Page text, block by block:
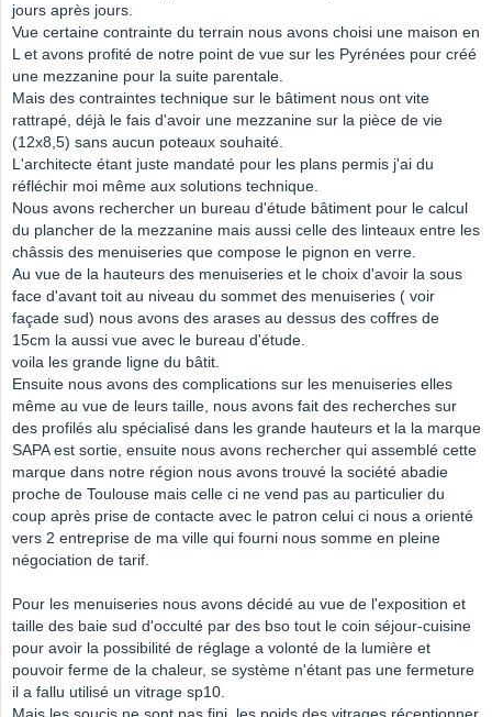
jours après jours.
Vue certaine contrainte du terrain nous avons choisi une maison en
L et avons profité de notre point de vue sur les Pyrénées pour créé
une mezzanine pour la suite parentale.
Mais des contraintes technique sur le bâtiment nous ont vite
rattrapé, déjà le fais d'avoir une mezzanine sur la pièce de vie
(12x8,5) sans aucun poteaux souhaité.
L'architecte étant juste mandaté pour les plans permis j'ai du
réfléchir moi même aux solutions technique.
Nous avons rechercher un bureau d'étude bâtiment pour le calcul
du plancher de la mezzanine mais aussi celle des linteaux entre les
châssis des menuiseries que compose le pignon en verre.
Au vue de la hauteurs des menuiseries et le choix d'avoir la sous
face d'avant toit au niveau du sommet des menuiseries ( voir
façade sud) nous avons des arases au dessus des coffres de
15cm la aussi vue avec le bureau d'étude.
voila les grande ligne du bâtit.
Ensuite nous avons des complications sur les menuiseries elles
même au vue de leurs taille, nous avons fait des recherches sur
des profilés alu spécialisé dans les grande hauteurs et la la marque
SAPA est sortie, ensuite nous avons rechercher qui assemblé cette
marque dans notre région nous avons trouvé la société abadie
proche de Toulouse mais celle ci ne vend pas au particulier du
coup après prise de contacte avec le patron celui ci nous a orienté
vers 2 entreprise de ma ville qui fourni nous somme en pleine
négociation de tarif.
Pour les menuiseries nous avons décidé au vue de l'exposition et
taille des baie sud d'occulté par des bso tout le coin séjour-cuisine
pour avoir la possibilité de réglage a volonté de la lumière et
pouvoir ferme de la chaleur, se système n'étant pas une fermeture
il a fallu utilisé un vitrage sp10.